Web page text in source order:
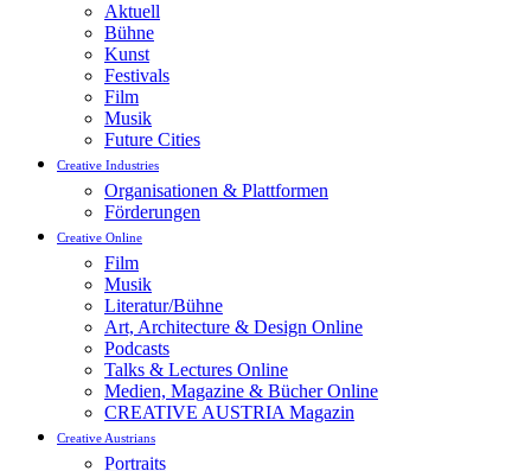
Aktuell
Bühne
Kunst
Festivals
Film
Musik
Future Cities
Creative Industries
Organisationen & Plattformen
Förderungen
Creative Online
Film
Musik
Literatur/Bühne
Art, Architecture & Design Online
Podcasts
Talks & Lectures Online
Medien, Magazine & Bücher Online
CREATIVE AUSTRIA Magazin
Creative Austrians
Portraits